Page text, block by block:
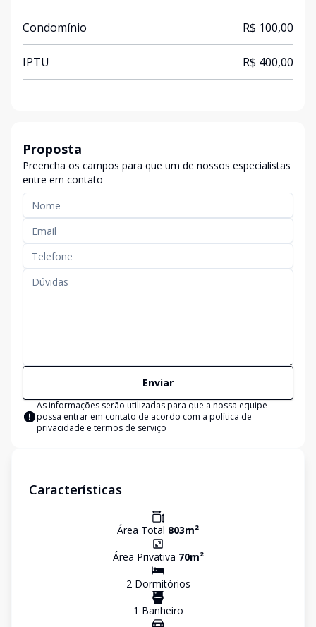
Condomínio R$ 100,00
IPTU R$ 400,00
Proposta
Preencha os campos para que um de nossos especialistas
entre em contato
Enviar
As informações serão utilizadas para que a nossa equipe
possa entrar em contato de acordo com a política de
privacidade e termos de serviço
Características
Área Total 803m²
Área Privativa 70m²
2Dormitórios
1 Banheiro